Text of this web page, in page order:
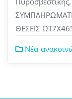
ΘΕΣΕΙΣ
Νέα-